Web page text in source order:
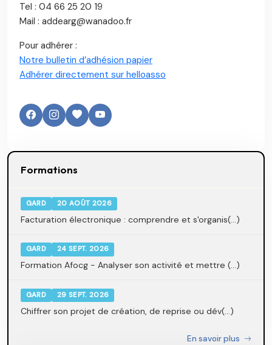
Tel : 04 66 25 20 19
Mail : addearg@wanadoo.fr
Pour adhérer :
Notre bulletin d’adhésion papier
Adhérer directement sur helloasso
Formations
GARD 20 AOÛT 2026
Facturation électronique : comprendre et s'organis(...)
GARD 24 SEPT. 2026
Formation Afocg - Analyser son activité et mettre (...)
GARD 29 SEPT. 2026
Chiffrer son projet de création, de reprise ou dév(...)
En savoir plus